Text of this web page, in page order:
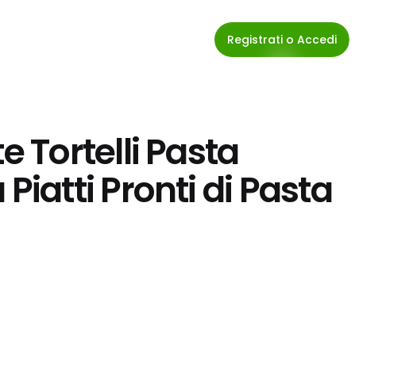
Registrati o Accedi
Tortelli Pasta
Pronti di Pasta